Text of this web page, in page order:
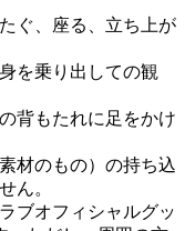
ぐ、座る、立ち上が
を乗り出しての観
背もたれに足をかけ
材のもの）の持ち込
ん。
ブオフィシャルグッ